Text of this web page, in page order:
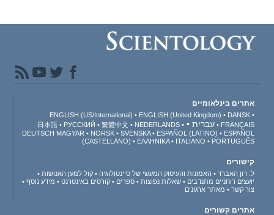
אתרים בינלאומיים
ENGLISH (US/International) ENGLISH (United Kingdom)
DANSK
FRANÇAIS
עברית 日本語 РУССКИЙ 繁體中文
NEDERLANDS
DEUTSCH MAGYAR NORSK SVENSKA ESPAÑOL (LATINO)
ESPAÑOL
(CASTELLANO)
ΕΛΛΗΝΙΚA ITALIANO PORTUGUÊS
קישורים
ל. רון האברד האמונות והעיסוק המעשי של סיינטולוגיה
קול למען האנושות
יועצים רוחניים מתנדבים
שאלות נפוצות ספרים קורסים באינטרנט
מידע נוסף
צור קשר
מאתר ארגונים
אתרים קשורים